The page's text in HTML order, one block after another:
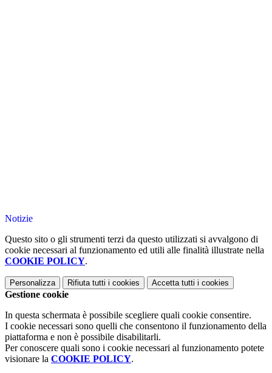
Notizie
Questo sito o gli strumenti terzi da questo utilizzati si avvalgono di
cookie necessari al funzionamento ed utili alle finalità illustrate nella
COOKIE POLICY.
Personalizza Rifiuta tutti i cookies Accetta tutti i cookies
Gestione cookie
In questa schermata è possibile scegliere quali cookie consentire.
I cookie necessari sono quelli che consentono il funzionamento della
piattaforma e non è possibile disabilitarli.
Per conoscere quali sono i cookie necessari al funzionamento potete
visionare la COOKIE POLICY.